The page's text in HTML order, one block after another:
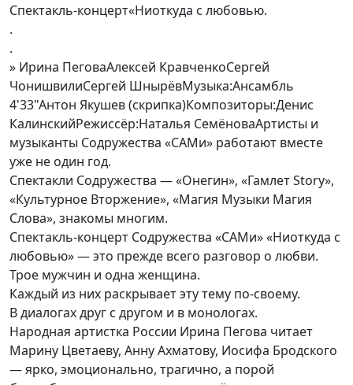
Спектакль-концерт«Ниоткуда с любовью.
.
.
» Ирина ПеговаАлексей КравченкоСергей
ЧонишвилиСергей ШнырёвМузыка:‍Ансамбль
4'33"Антон Якушев (скрипка)Композиторы:Денис
КалинскийРежиссёр:Наталья СемёноваАртисты и
музыканты Содружества «САМи» работают вместе
уже не один год.
Спектакли Содружества — «Онегин», «Гамлет Story»,
«Культурное Вторжение», «Магия Музыки Магия
Слова», знакомы многим.
Спектакль-концерт Содружества «САМи» «Ниоткуда с
любовью» — это прежде всего разговор о любви.
Трое мужчин и одна женщина.
Каждый из них раскрывает эту тему по-своему.
В диалогах друг с другом и в монологах.
Народная артистка России Ирина Пегова читает
Марину Цветаеву, Анну Ахматову, Иосифа Бродского
— ярко, эмоционально, трагично, а порой